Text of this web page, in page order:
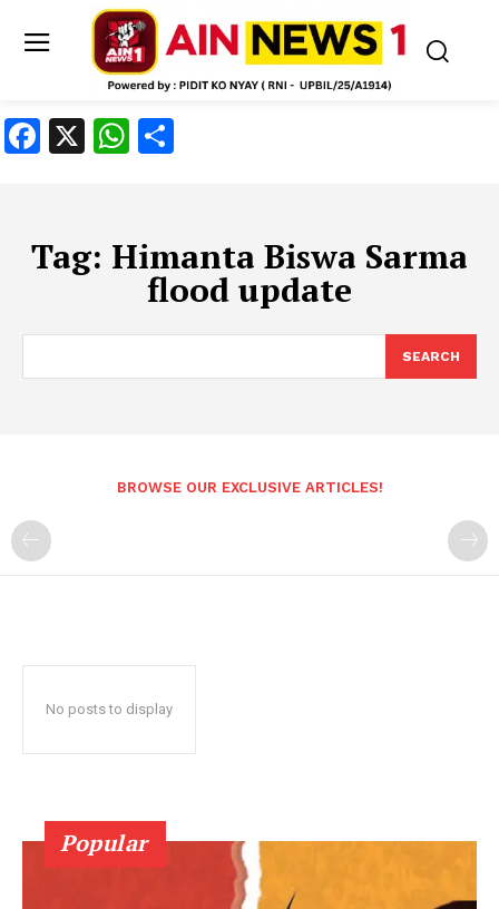
Facebook
X WhatsApp
Tag: Himanta Biswa Sarma
flood update
SEARCH
BROWSE OUR EXCLUSIVE ARTICLES!
No posts to display
Popular